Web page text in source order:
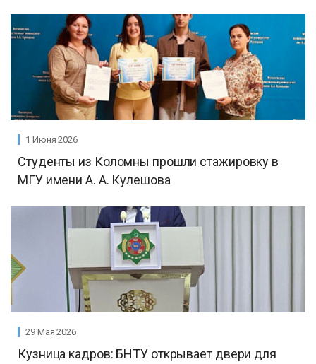
1 Июня 2026
Студенты из Коломны прошли стажировку в
МГУ имени А. А. Кулешова
29 Мая 2026
Кузница кадров: БНТУ открывает двери для